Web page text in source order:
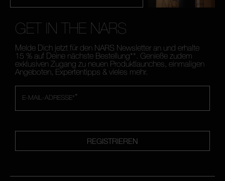
GET IN THE NARS
Melde Dich jetzt für den NARS Newsletter an und erhalte
15 % auf Deine nächste Bestellung**. Genieße zudem
exklusiven Zugang zu neuen Produktlaunches, einmaligen
Angeboten, Expertentipps & vieles mehr.
*
E-MAIL-ADRESSE*
REGISTRIEREN